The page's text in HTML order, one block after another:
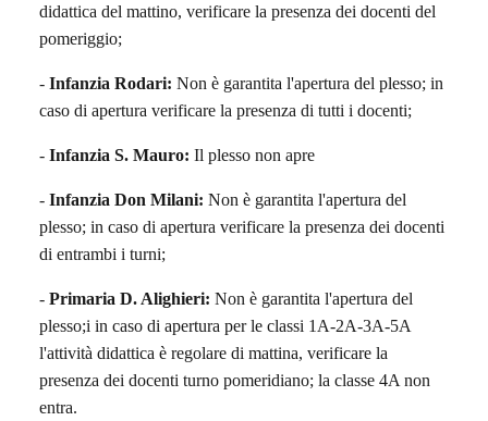
didattica del mattino, verificare la presenza dei docenti del
pomeriggio;
- Infanzia Rodari: Non è garantita l'apertura del plesso; in
caso di apertura verificare la presenza di tutti i docenti;
- Infanzia S. Mauro: Il plesso non apre
- Infanzia Don Milani: Non è garantita l'apertura del
plesso; in caso di apertura verificare la presenza dei docenti
di entrambi i turni;
- Primaria D. Alighieri: Non è garantita l'apertura del
plesso;i in caso di apertura per le classi 1A-2A-3A-5A
l'attività didattica è regolare di mattina, verificare la
presenza dei docenti turno pomeridiano; la classe 4A non
entra.